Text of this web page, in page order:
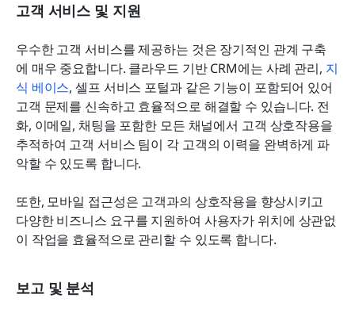
고객 서비스 및 지원
우수한 고객 서비스를 제공하는 것은 장기적인 관계 구축
에 매우 중요합니다. 클라우드 기반 CRM에는 사례 관리, 지
식 베이스, 셀프 서비스 포털과 같은 기능이 포함되어 있어
고객 문제를 신속하고 효율적으로 해결할 수 있습니다. 전
화, 이메일, 채팅을 포함한 모든 채널에서 고객 상호작용을
추적하여 고객 서비스 팀이 각 고객의 이력을 완벽하게 파
악할 수 있도록 합니다.
또한, 모바일 접근성은 고객과의 상호작용을 향상시키고
다양한 비즈니스 요구를 지원하여 사용자가 위치에 상관없
이 작업을 효율적으로 관리할 수 있도록 합니다.
보고 및 분석